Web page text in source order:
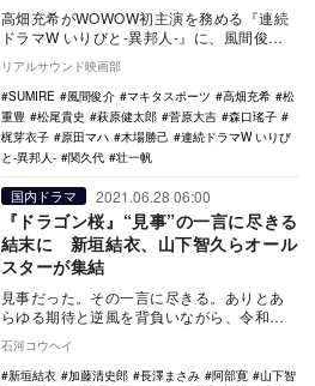
高畑充希がWOWOW初主演を務める『連続
ドラマW いりびと-異邦人-』に、風間俊
介、SUMIRE、森口瑤子、松尾貴史、マキ
タスポ…
リアルサウンド映画部
SUMIRE
風間俊介 マキタスポーツ 高畑充希
松
重豊
松尾貴史 萩原健太郎 菅原大吉
森口瑤子
梶芽衣子
原田マハ 木場勝己
連続ドラマW いりび
と-異邦人-
関久代 壮一帆
国内ドラマ 2021.06.28 06:00
『ドラゴン桜』“見事”の一言に尽きる
結末に 新垣結衣、山下智久らオール
スターが集結
見事だった。その一言に尽きる。ありとあ
らゆる期待と逆風を背負いながら、令和の
て日曜劇場に…
石河コウヘイ
新垣結衣
加藤清史郎 長澤まさみ 阿部寛
山下智